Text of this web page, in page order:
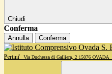
Chiudi
Conferma
Annulla Conferma
Pertini'
Via Duchessa di Galliera, 2 15076 OVADA